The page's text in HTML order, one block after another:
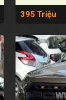
395 Triệu